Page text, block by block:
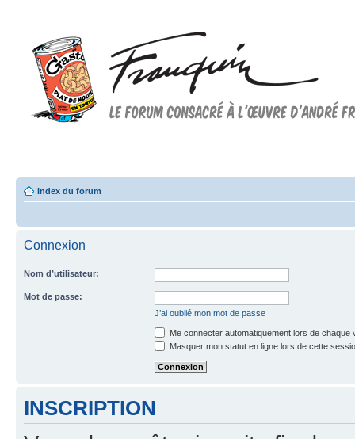
Index du forum
Connexion
Nom d’utilisateur:
Mot de passe:
J’ai oublié mon mot de passe
Me connecter automatiquement lors de chaque
Masquer mon statut en ligne lors de cette
INSCRIPTION